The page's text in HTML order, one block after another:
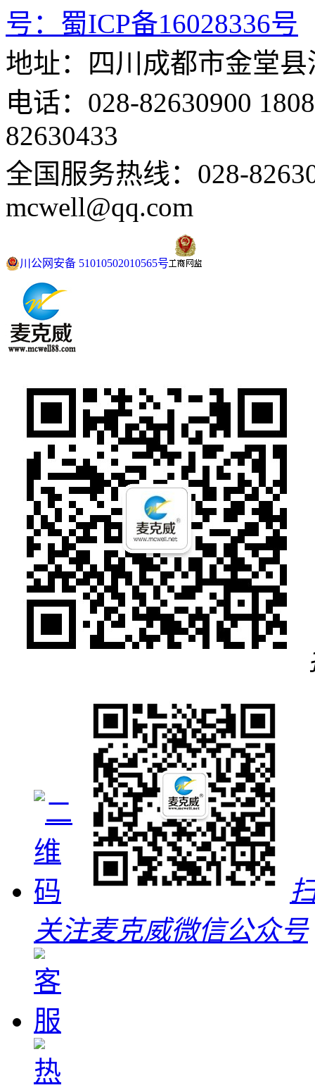
号： 蜀ICP备16028336号
地址：四川成都市金堂
电话：028-82630900
82630433
全国服务热线：028-
mcwell@qq.com
川公网安备 51010502010565号
关注麦克威微信公众号